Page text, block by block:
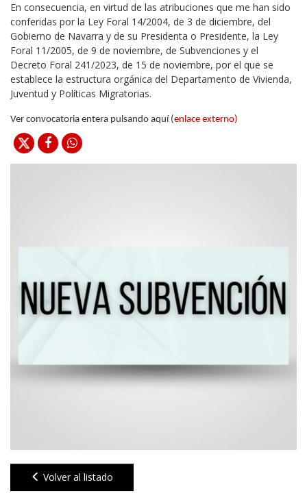
En consecuencia, en virtud de las atribuciones que me han sido
conferidas por la Ley Foral 14/2004, de 3 de diciembre, del
Gobierno de Navarra y de su Presidenta o Presidente, la Ley
Foral 11/2005, de 9 de noviembre, de Subvenciones y el
Decreto Foral 241/2023, de 15 de noviembre, por el que se
establece la estructura orgánica del Departamento de Vivienda,
Juventud y Políticas Migratorias.
Ver convocatoria entera pulsando aquí (enlace externo)
Volver al listado